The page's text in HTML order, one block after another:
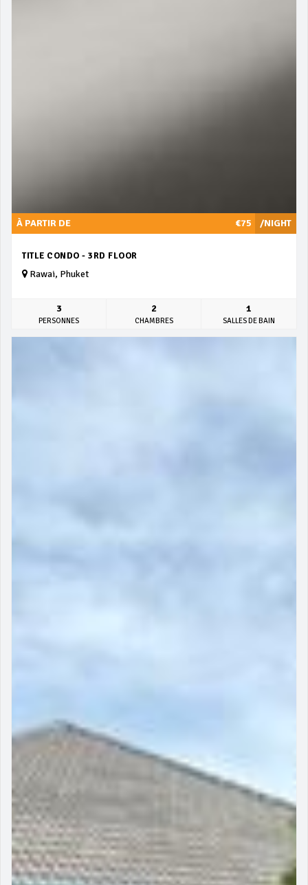
/NIGHT
À PARTIR DE €75
TITLE CONDO - 3RD FLOOR
Rawai, Phuket
3
PERSONNES
2
CHAMBRES
1
SALLES DE BAIN